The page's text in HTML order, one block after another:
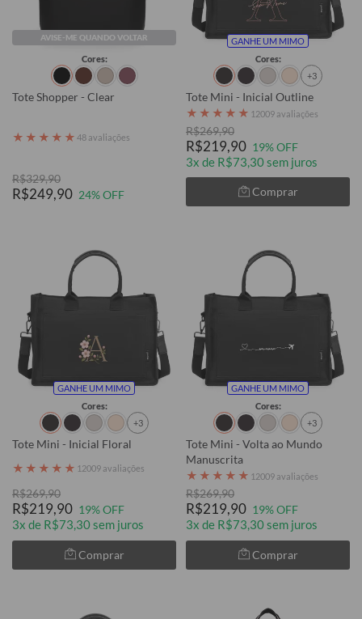
AVISE-ME QUANDO VOLTAR
Cores:
Tote Shopper - Clear
★ ★ ★ ★ ★ 48 avaliações
R$329,90
R$249,90 24% OFF
GANHE UM MIMO
Cores:
+3
Tote Mini - Inicial Outline
★ ★ ★ ★ ★ 12009 avaliações
R$269,90
R$219,90 19% OFF
3x de R$73,30 sem juros
Comprar
GANHE UM MIMO
Cores:
+3
Tote Mini - Inicial Floral
★ ★ ★ ★ ★ 12009 avaliações
R$269,90
R$219,90 19% OFF
3x de R$73,30 sem juros
Comprar
GANHE UM MIMO
Cores:
+3
Tote Mini - Volta ao Mundo
Manuscrita
★ ★ ★ ★ ★ 12009 avaliações
R$269,90
R$219,90 19% OFF
3x de R$73,30 sem juros
Comprar